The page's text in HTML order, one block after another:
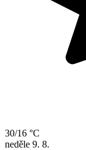
30/16 °C
neděle 9. 8.